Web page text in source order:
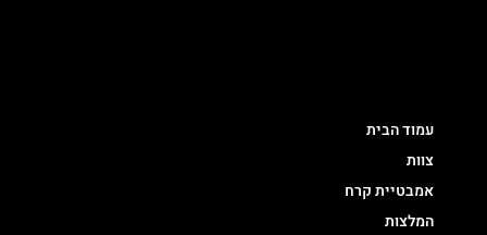
עמוד הבית
צוות
אמבטיית קרח
המלצות